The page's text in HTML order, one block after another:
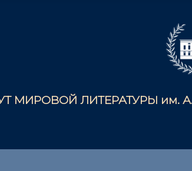
МИРОВОЙ ЛИТЕРАТУРЫ им.